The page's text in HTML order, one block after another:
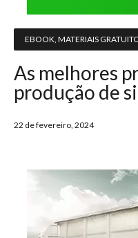
EBOOK MATERIAIS
As melhores
produção de
22 de fevereiro, 2024